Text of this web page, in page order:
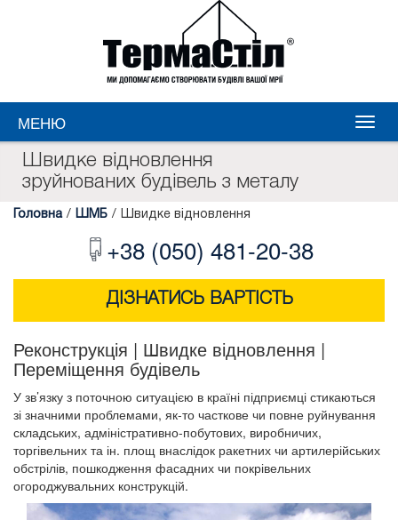
МЕНЮ
Швидке відновлення
зруйнованих будівель з металу
Головна / ШМБ / Швидке відновлення
+38 (050) 481-20-38
ДІЗНАТИСЬ ВАРТІСТЬ
Реконструкція | Швидке відновлення |
Переміщення будівель
У зв’язку з поточною ситуацією в країні підприємці стикаються
зі значними проблемами, як-то часткове чи повне руйнування
складських, адміністративно-побутових, виробничих,
торгівельних та ін. площ внаслідок ракетних чи артилерійських
обстрілів, пошкодження фасадних чи покрівельних
огороджувальних конструкцій.